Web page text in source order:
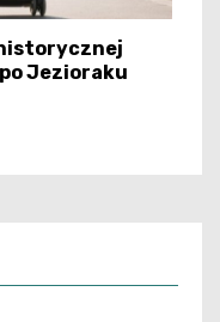
Jezioraku